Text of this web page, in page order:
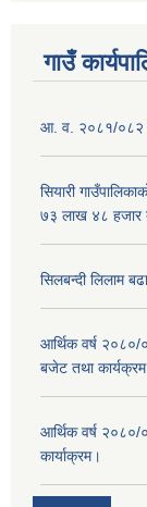
गाउँ
आ. व. २०८१/०८२
सियारी
७३ लाख ४८ हजार
सिलबन्दी लिलाम
आर्थिक वर्ष २०८०/
बजेट तथा
आर्थिक वर्ष २०८०/
कार्याक्रम।